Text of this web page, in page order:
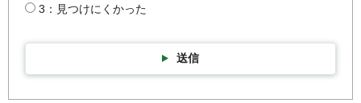
3：見つけにくかった
送信